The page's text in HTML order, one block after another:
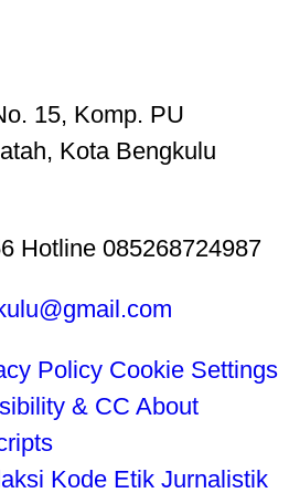
15, Komp. PU
Kota Bengkulu
Hotline 085268724987
Policy Cookie Settings
& CC About
Kode Etik Jurnalistik